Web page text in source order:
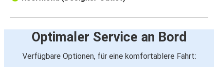
Aachen
Optimaler Service an Bord
Verfügbare Optionen, für eine komfortablere Fahrt: